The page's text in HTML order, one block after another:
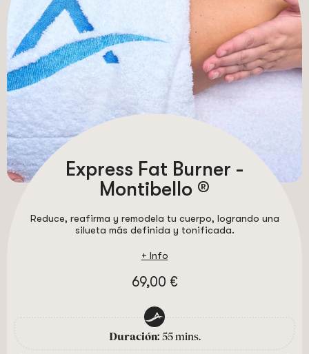
Express Fat Burner -
Montibello ®
Reduce, reafirma y remodela tu cuerpo, logrando una
silueta más definida y tonificada.
+ Info
69,00 €
Duración: 55 mins.